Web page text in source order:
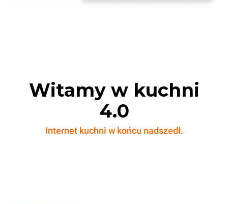
Witamy w kuchni
4.0
Internet kuchni w końcu nadszedł.